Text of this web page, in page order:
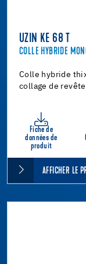
UZIN KE 68 T
COLLE HYBRIDE
Colle hybride
collage de
Fiche de
données de
produit
AFFICHER LE